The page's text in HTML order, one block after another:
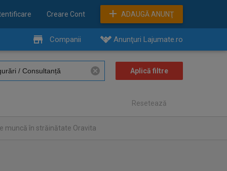
Creare Cont ADAUGĂ ANUNŢ
Companii Anunţuri Lajumate.ro
Resetează
muncă în străinătate Oravita